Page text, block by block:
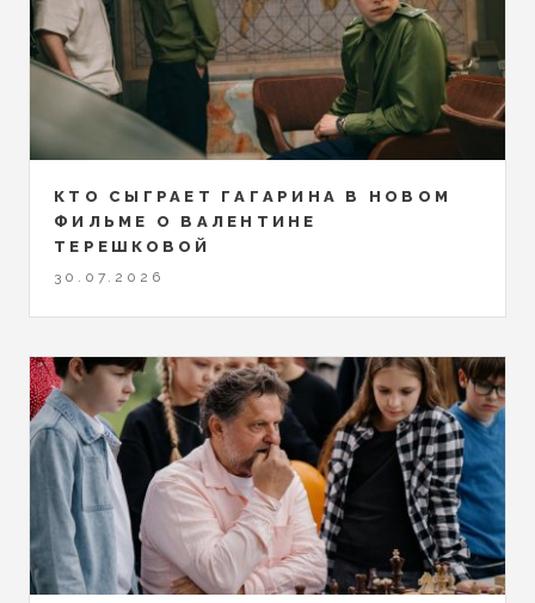
КТО СЫГРАЕТ ГАГАРИНА В НОВОМ
ФИЛЬМЕ О ВАЛЕНТИНЕ
ТЕРЕШКОВОЙ
30.07.2026